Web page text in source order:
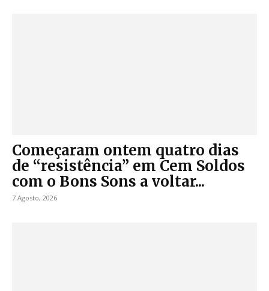
Começaram ontem quatro dias
de “resistência” em Cem Soldos
com o Bons Sons a voltar...
7 Agosto, 2026